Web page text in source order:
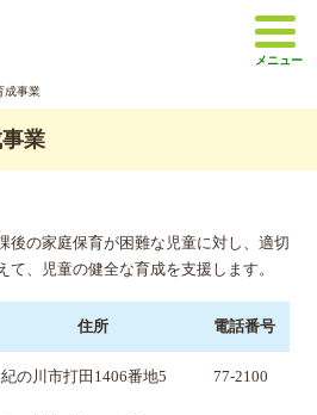
メニュー
成事業
業
後の家庭保育が困難な児童に対し、適切
て、児童の健全な育成を支援します。
住所 電話番号
紀の川市打田1406番地5 77-2100